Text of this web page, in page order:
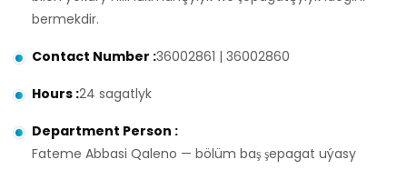
bermekdir.
Contact Number :36002861 | 36002860
Hours :24 sagatlyk
Department Person :
Fateme Abbasi Qaleno — bölüm baş şepagat uýasy